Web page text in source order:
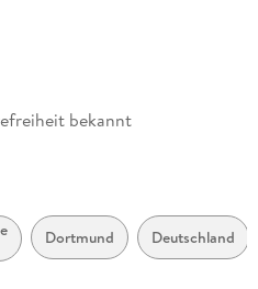
bekannt
Dortmund Deutschland